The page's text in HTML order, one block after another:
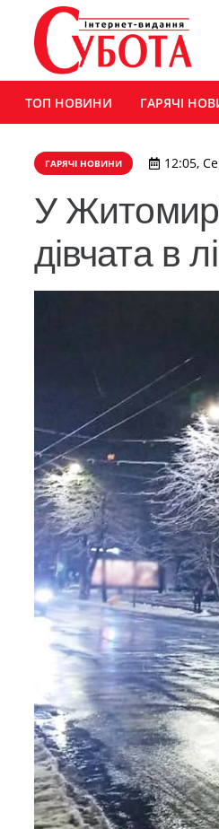
ТОП НОВИНИ ГАРЯЧІ
ГАРЯЧІ НОВИНИ 12:05,
У
дівчата в